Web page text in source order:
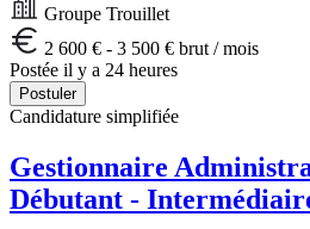
Groupe Trouillet
2 600 € - 3 500 € brut / mois
Postée il y a 24 heures
Postuler
Candidature simplifiée
Gestionnaire
Débutant -